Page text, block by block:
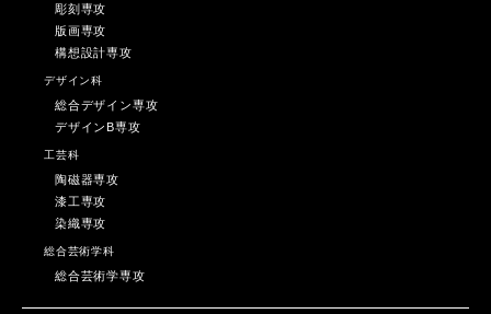
彫刻専攻
版画専攻
構想設計専攻
デザイン科
総合デザイン専攻
デザインB専攻
工芸科
陶磁器専攻
漆工専攻
染織専攻
総合芸術学科
総合芸術学専攻